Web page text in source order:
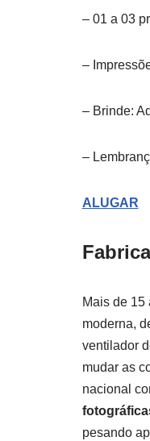
– 01 a 03
–
– Brinde:
–
ALUGAR
Mais de
moderna,
ventilador
mudar as
nacional
pesando